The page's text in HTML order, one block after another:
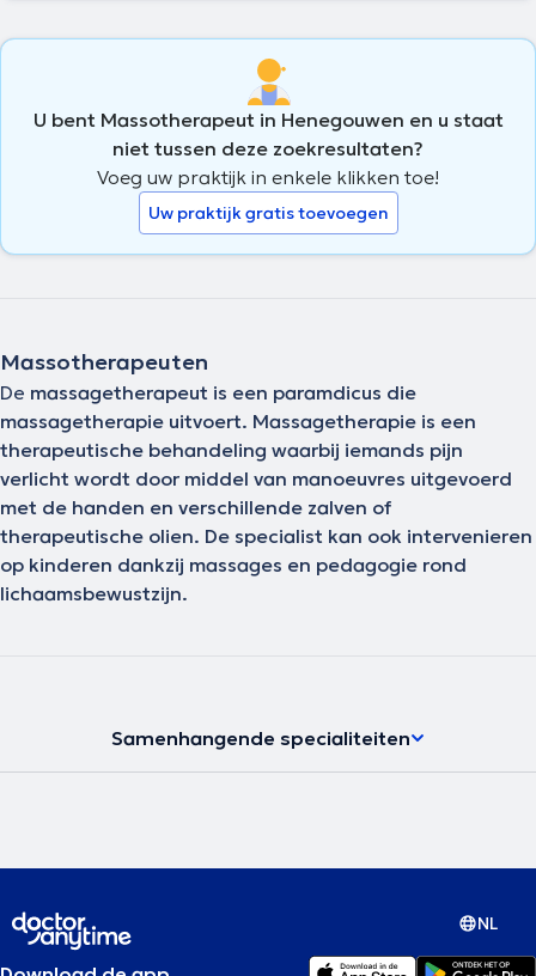
U bent Massotherapeut in Henegouwen en u staat
niet tussen deze zoekresultaten?
Voeg uw praktijk in enkele klikken toe!
Uw praktijk gratis toevoegen
Massotherapeuten
De massagetherapeut is een paramdicus die
massagetherapie uitvoert. Massagetherapie is een
therapeutische behandeling waarbij iemands pijn
verlicht wordt door middel van manoeuvres uitgevoerd
met de handen en verschillende zalven of
therapeutische olien. De specialist kan ook intervenieren
op kinderen dankzij massages en pedagogie rond
lichaamsbewustzijn.
Samenhangende specialiteiten
NL